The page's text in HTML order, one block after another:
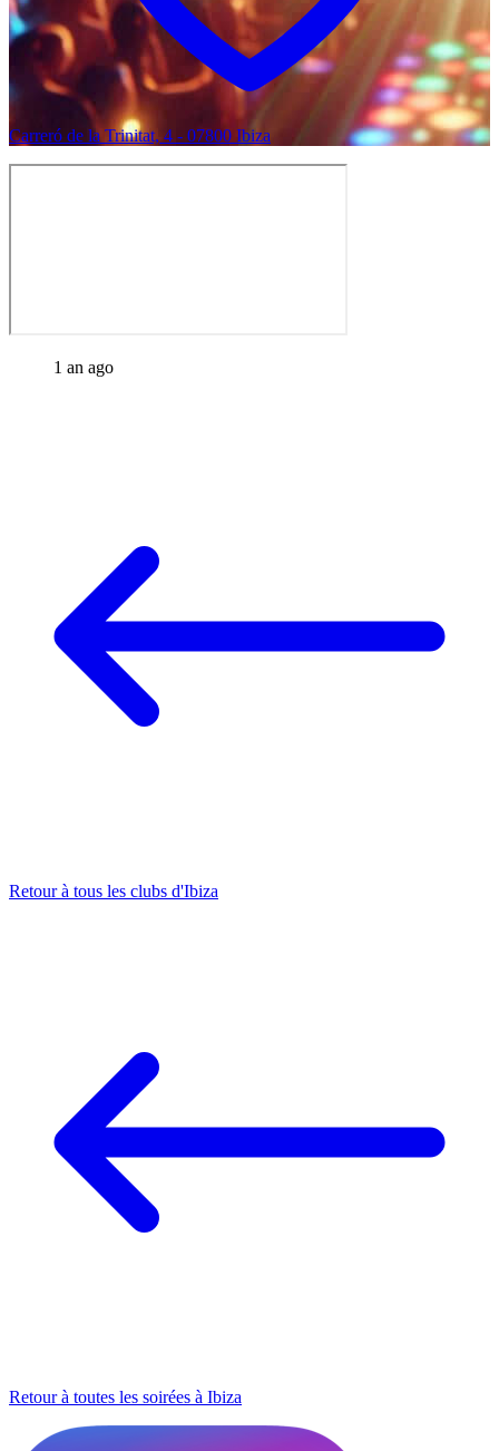
Carreró de la Trinitat, 4 - 07800 Ibiza
1 an ago
Retour à tous les clubs d'Ibiza
Retour à toutes les soirées à Ibiza